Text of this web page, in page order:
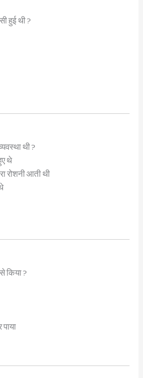
हुई थी ?
थी ?
थे
रोशनी आती थी
किया ?